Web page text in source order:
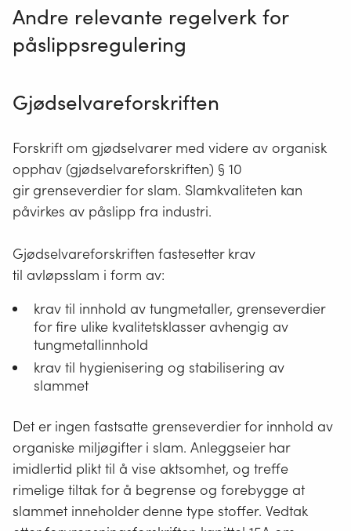
Andre relevante regelverk for
påslippsregulering
Gjødselvareforskriften
Forskrift om gjødselvarer med videre av organisk
opphav (gjødselvareforskriften) § 10
gir grenseverdier for slam. Slamkvaliteten kan
påvirkes av påslipp fra industri.
Gjødselvareforskriften fastesetter krav
til avløpsslam i form av:
krav til innhold av tungmetaller, grenseverdier
for fire ulike kvalitetsklasser avhengig av
tungmetallinnhold
krav til hygienisering og stabilisering av
slammet
Det er ingen fastsatte grenseverdier for innhold av
organiske miljøgifter i slam. Anleggseier har
imidlertid plikt til å vise aktsomhet, og treffe
rimelige tiltak for å begrense og forebygge at
slammet inneholder denne type stoffer. Vedtak